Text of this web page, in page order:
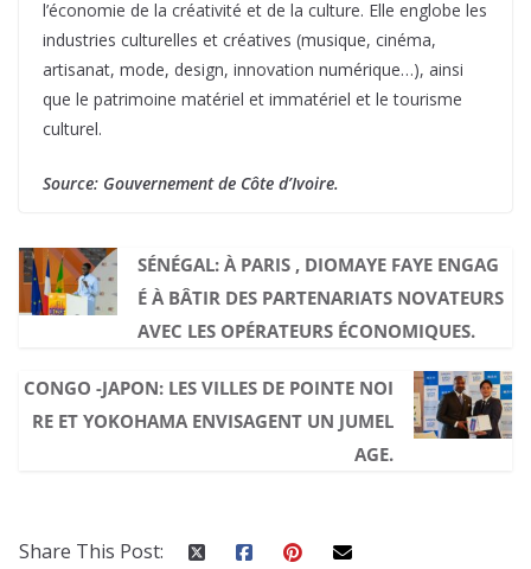
l’économie de la créativité et de la culture. Elle englobe les
industries culturelles et créatives (musique, cinéma,
artisanat, mode, design, innovation numérique…), ainsi
que le patrimoine matériel et immatériel et le tourisme
culturel.
Source: Gouvernement de Côte d’Ivoire.
SÉNÉGAL: À PARIS , DIOMAYE FAYE ENGAG
É À BÂTIR DES PARTENARIATS NOVATEURS
AVEC LES OPÉRATEURS ÉCONOMIQUES.
CONGO -JAPON: LES VILLES DE POINTE NOI
RE ET YOKOHAMA ENVISAGENT UN JUMEL
AGE.
Share This Post: